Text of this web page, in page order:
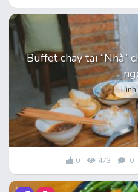
Buffet chay tại “Nhà”
Hình
0 473 0